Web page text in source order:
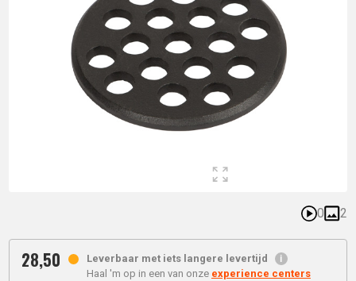
0 2
28,50
Leverbaar met iets langere levertijd
Haal 'm op in een van onze experience centers